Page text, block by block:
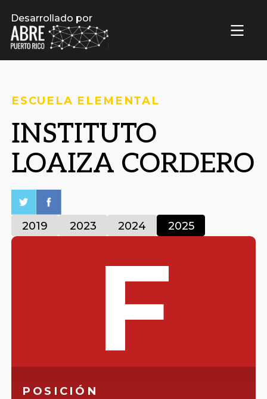
Desarrollado por
ESCUELA ELEMENTAL
INSTITUTO
LOAIZA CORDERO
2019 2023 2024 2025
F
POSICIÓN